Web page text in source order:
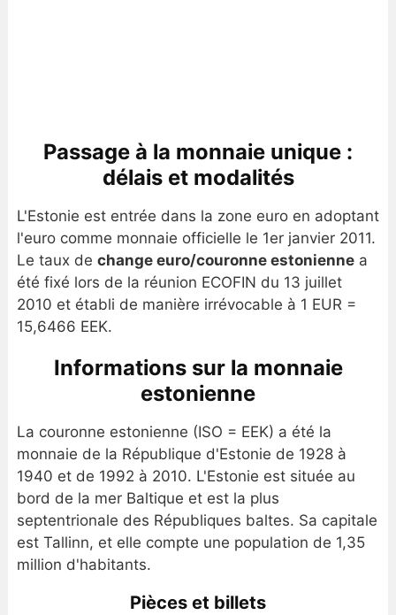
Passage à la monnaie unique :
délais et modalités
L'Estonie est entrée dans la zone euro en adoptant
l'euro comme monnaie officielle le 1er janvier 2011.
Le taux de change euro/couronne estoniennea
été fixé lors de la réunion ECOFIN du 13 juillet
2010 et établi de manière irrévocable à 1 EUR =
15,6466 EEK.
Informations sur la monnaie
estonienne
La couronne estonienne (ISO = EEK) a été la
monnaie de la République d'Estonie de 1928 à
1940 et de 1992 à 2010. L'Estonie est située au
bord de la mer Baltique et est la plus
septentrionale des Républiques baltes. Sa capitale
est Tallinn, et elle compte une population de 1,35
million d'habitants.
Pièces et billets